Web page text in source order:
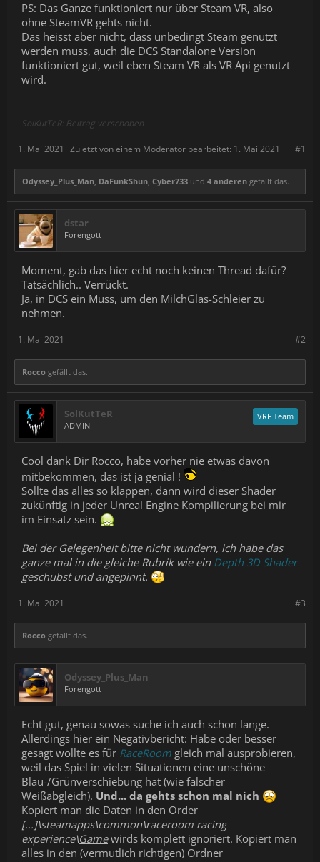
PS: Das Ganze funktioniert nur über Steam VR, also
ohne SteamVR gehts nicht.
Das heisst aber nicht, dass unbedingt Steam genutzt
werden muss, auch die DCS Standalone Version
funktioniert gut, weil eben Steam VR als VR Api genutzt
wird.
SolKutTeR: Beitrag verschoben
#1
1. Mai 2021 Zuletzt von einem Moderator bearbeitet: 1. Mai 2021
Odyssey_Plus_Man, DaFunkShun, Cyber733 und 4 anderen gefällt das.
dstar
Forengott
Moment, gab das hier echt noch keinen Thread dafür?
Tatsächlich.. Verrückt.
Ja, in DCS ein Muss, um den MilchGlas-Schleier zu
nehmen.
#2
1. Mai 2021
Rocco gefällt das.
SolKutTeR
ADMIN
VRF Team
Cool dank Dir Rocco, habe vorher nie etwas davon
mitbekommen, das ist ja genial !
Sollte das alles so klappen, dann wird dieser Shader
zukünftig in jeder Unreal Engine Kompilierung bei mir
im Einsatz sein.
Bei der Gelegenheit bitte nicht wundern, ich habe das
ganze mal in die gleiche Rubrik wie ein Depth 3D Shader
geschubst und angepinnt.
#3
1. Mai 2021
Rocco gefällt das.
Odyssey_Plus_Man
Forengott
Echt gut, genau sowas suche ich auch schon lange.
Allerdings hier ein Negativbericht: Habe oder besser
gesagt wollte es für RaceRoom gleich mal ausprobieren,
weil das Spiel in vielen Situationen eine unschöne
Blau-/Grünverschiebung hat (wie falscher
Weißabgleich). Und... da gehts schon mal nich
Kopiert man die Daten in den Order
[...]\steamapps\common\raceroom racing
experience\Gamewirds komplett ignoriert. Kopiert man
alles in den (vermutlich richtigen) Ordner